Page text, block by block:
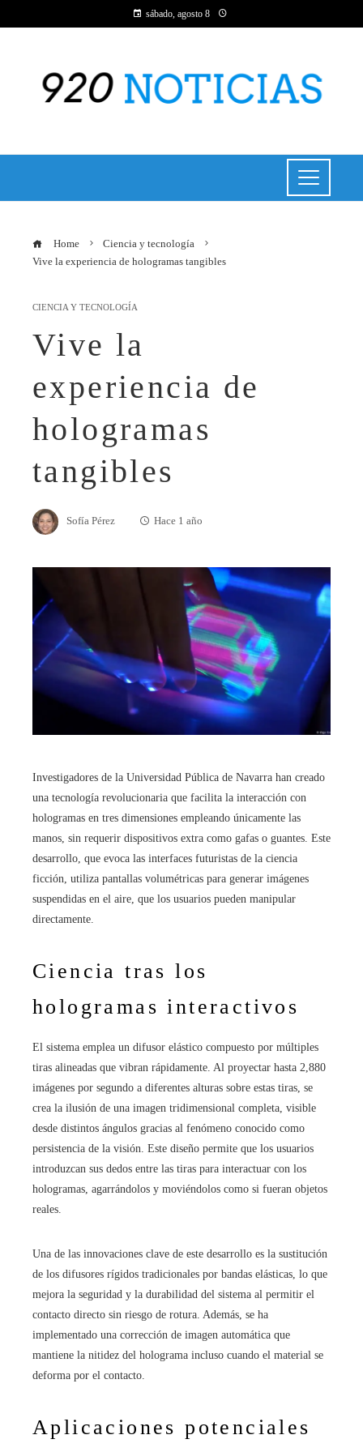
sábado, agosto 8
Home
Ciencia y tecnología
Vive la experiencia de hologramas tangibles
CIENCIA Y TECNOLOGÍA
Vive la
experiencia de
hologramas
tangibles
Sofía Pérez Hace 1 año
Investigadores de la Universidad Pública de Navarra han creado
una tecnología revolucionaria que facilita la interacción con
hologramas en tres dimensiones empleando únicamente las
manos, sin requerir dispositivos extra como gafas o guantes. Este
desarrollo, que evoca las interfaces futuristas de la ciencia
ficción, utiliza pantallas volumétricas para generar imágenes
suspendidas en el aire, que los usuarios pueden manipular
directamente.
Ciencia tras los
hologramas interactivos
El sistema emplea un difusor elástico compuesto por múltiples
tiras alineadas que vibran rápidamente. Al proyectar hasta 2,880
imágenes por segundo a diferentes alturas sobre estas tiras, se
crea la ilusión de una imagen tridimensional completa, visible
desde distintos ángulos gracias al fenómeno conocido como
persistencia de la visión. Este diseño permite que los usuarios
introduzcan sus dedos entre las tiras para interactuar con los
hologramas, agarrándolos y moviéndolos como si fueran objetos
reales.​
Una de las innovaciones clave de este desarrollo es la sustitución
de los difusores rígidos tradicionales por bandas elásticas, lo que
mejora la seguridad y la durabilidad del sistema al permitir el
contacto directo sin riesgo de rotura. Además, se ha
implementado una corrección de imagen automática que
mantiene la nitidez del holograma incluso cuando el material se
deforma por el contacto.​
Aplicaciones potenciales